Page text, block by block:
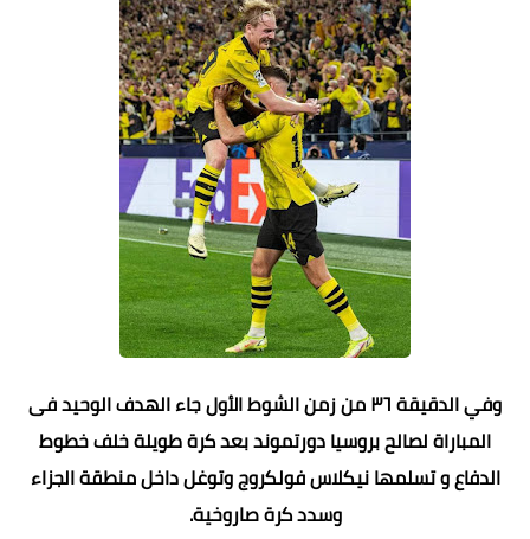
وفي الدقيقة ٣٦ من زمن الشوط الأول جاء الهدف الوحيد فى
المباراة لصالح بروسيا دورتموند بعد كرة طويلة خلف خطوط
الدفاع و تسلمها نيكلاس فولكروج وتوغل داخل منطقة الجزاء
وسدد كرة صاروخية.